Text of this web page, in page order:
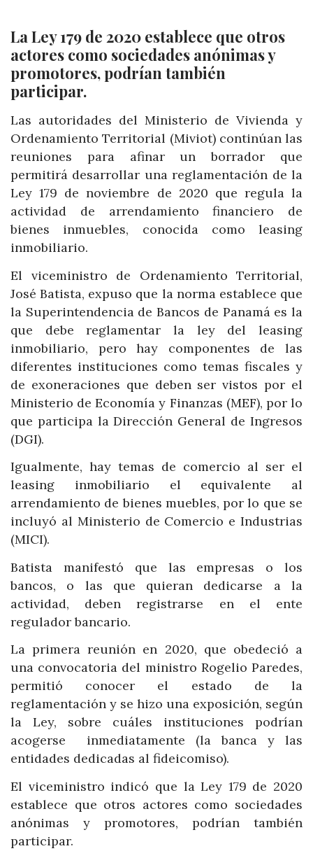
La Ley 179 de 2020 establece que otros
actores como sociedades anónimas y
promotores, podrían también
participar.
Las autoridades del Ministerio de Vivienda y
Ordenamiento Territorial (Miviot) continúan las
reuniones para afinar un borrador que
permitirá desarrollar una reglamentación de la
Ley 179 de noviembre de 2020 que regula la
actividad de arrendamiento financiero de
bienes inmuebles, conocida como leasing
inmobiliario.
El viceministro de Ordenamiento Territorial,
José Batista, expuso que la norma establece que
la Superintendencia de Bancos de Panamá es la
que debe reglamentar la ley del leasing
inmobiliario, pero hay componentes de las
diferentes instituciones como temas fiscales y
de exoneraciones que deben ser vistos por el
Ministerio de Economía y Finanzas (MEF), por lo
que participa la Dirección General de Ingresos
(DGI).
Igualmente, hay temas de comercio al ser el
leasing inmobiliario el equivalente al
arrendamiento de bienes muebles, por lo que se
incluyó al Ministerio de Comercio e Industrias
(MICI).
Batista manifestó que las empresas o los
bancos, o las que quieran dedicarse a la
actividad, deben registrarse en el ente
regulador bancario.
La primera reunión en 2020, que obedeció a
una convocatoria del ministro Rogelio Paredes,
permitió conocer el estado de la
reglamentación y se hizo una exposición, según
la Ley, sobre cuáles instituciones podrían
acogerse inmediatamente (la banca y las
entidades dedicadas al fideicomiso).
El viceministro indicó que la Ley 179 de 2020
establece que otros actores como sociedades
anónimas y promotores, podrían también
participar.